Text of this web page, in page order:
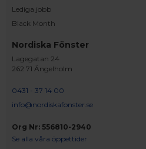
Lediga jobb
Black Month
Nordiska Fönster
Lagegatan 24
262 71 Ängelholm
0431 - 37 14 00
info@nordiskafonster.se
Org Nr: 556810-2940
Se alla våra öppettider